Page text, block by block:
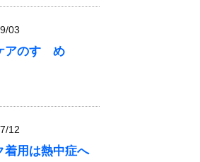
03
アのすゝめ
12
着用は熱中症へ